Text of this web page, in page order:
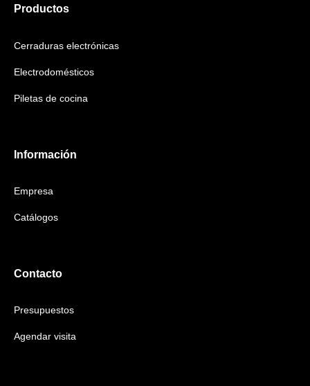
Productos
Cerraduras electrónicas
Electrodomésticos
Piletas de cocina
Información
Empresa
Catálogos
Contacto
Presupuestos
Agendar visita